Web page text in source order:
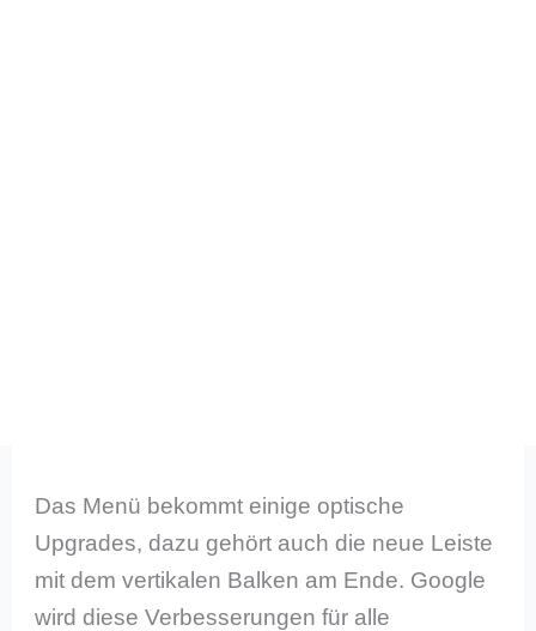
Das Menü bekommt einige optische
Upgrades, dazu gehört auch die neue Leiste
mit dem vertikalen Balken am Ende. Google
wird diese Verbesserungen für alle